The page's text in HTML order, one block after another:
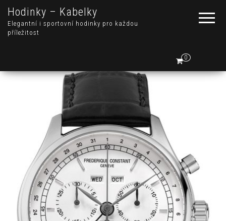
Hodinky – Kabelky
Elegantní i sportovní hodinky pro každou
příležitost
0